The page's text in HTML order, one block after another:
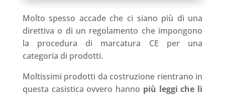
Molto spesso accade che ci siano più di una
direttiva o di un regolamento che impongono
la procedura di marcatura CE per una
categoria di prodotti.
Moltissimi prodotti da costruzione rientrano in
questa casistica ovvero hanno più leggi che li